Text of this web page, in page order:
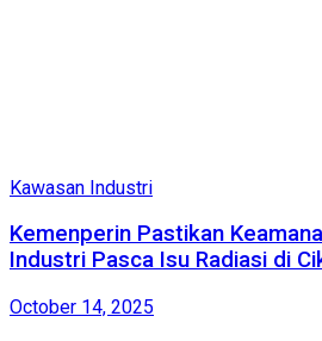
Kawasan Industri
Kemenperin Pastikan
Industri Pasca Isu Radiasi di
October 14, 2025